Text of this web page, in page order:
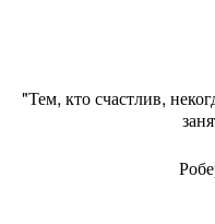
"Тем, кто счастлив,